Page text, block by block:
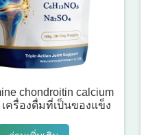
chondroitin calcium
เครื่องดื่มที่เป็นของแข็ง